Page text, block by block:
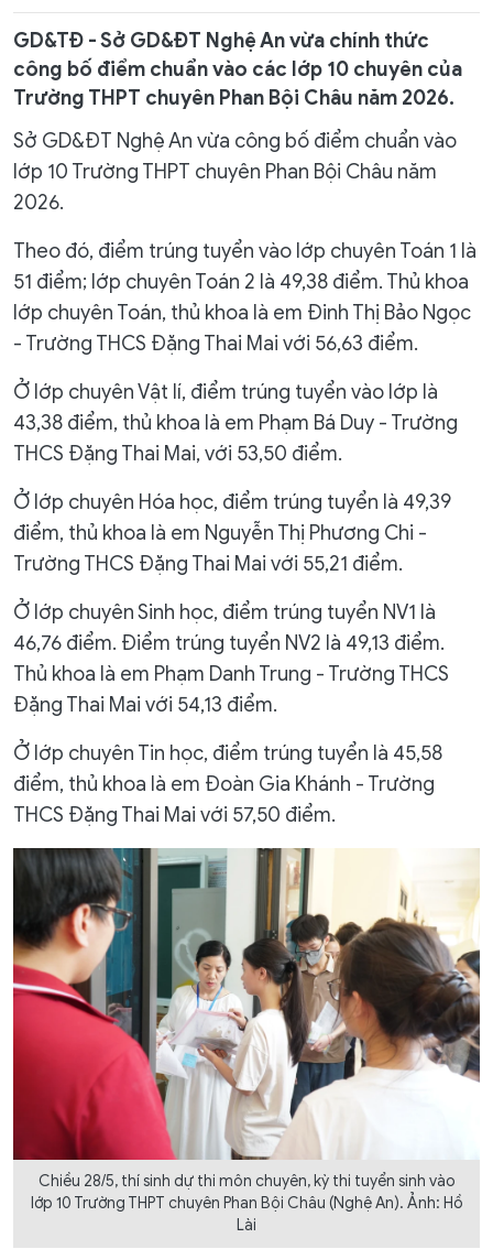
GD&TĐ - Sở GD&ĐT Nghệ An vừa chính thức
công bố điểm chuẩn vào các lớp 10 chuyên của
Trường THPT chuyên Phan Bội Châu năm 2026.
Sở GD&ĐT Nghệ An vừa công bố điểm chuẩn vào
lớp 10 Trường THPT chuyên Phan Bội Châu năm
2026.
Theo đó, điểm trúng tuyển vào lớp chuyên Toán 1 là
51 điểm; lớp chuyên Toán 2 là 49,38 điểm. Thủ khoa
lớp chuyên Toán, thủ khoa là em Đinh Thị Bảo Ngọc
- Trường THCS Đặng Thai Mai với 56,63 điểm.
Ở lớp chuyên Vật lí, điểm trúng tuyển vào lớp là
43,38 điểm, thủ khoa là em Phạm Bá Duy - Trường
THCS Đặng Thai Mai, với 53,50 điểm.
Ở lớp chuyên Hóa học, điểm trúng tuyển là 49,39
điểm, thủ khoa là em Nguyễn Thị Phương Chi -
Trường THCS Đặng Thai Mai với 55,21 điểm.
Ở lớp chuyên Sinh học, điểm trúng tuyển NV1 là
46,76 điểm. Điểm trúng tuyển NV2 là 49,13 điểm.
Thủ khoa là em Phạm Danh Trung - Trường THCS
Đặng Thai Mai với 54,13 điểm.
Ở lớp chuyên Tin học, điểm trúng tuyển là 45,58
điểm, thủ khoa là em Đoàn Gia Khánh - Trường
THCS Đặng Thai Mai với 57,50 điểm.
Chiều 28/5, thí sinh dự thi môn chuyên, kỳ thi tuyển sinh vào
lớp 10 Trường THPT chuyên Phan Bội Châu (Nghệ An). Ảnh: Hồ
Lài